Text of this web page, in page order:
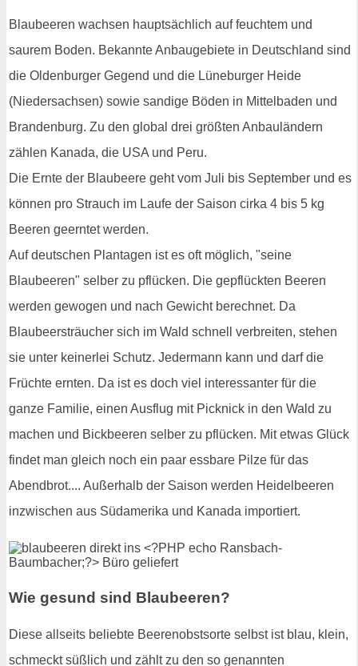
Blaubeeren wachsen hauptsächlich auf feuchtem und
saurem Boden. Bekannte Anbaugebiete in Deutschland sind
die Oldenburger Gegend und die Lüneburger Heide
(Niedersachsen) sowie sandige Böden in Mittelbaden und
Brandenburg. Zu den global drei größten Anbauländern
zählen Kanada, die USA und Peru.
Die Ernte der Blaubeere geht vom Juli bis September und es
können pro Strauch im Laufe der Saison cirka 4 bis 5 kg
Beeren geerntet werden.
Auf deutschen Plantagen ist es oft möglich, "seine
Blaubeeren" selber zu pflücken. Die gepflückten Beeren
werden gewogen und nach Gewicht berechnet. Da
Blaubeersträucher sich im Wald schnell verbreiten, stehen
sie unter keinerlei Schutz. Jedermann kann und darf die
Früchte ernten. Da ist es doch viel interessanter für die
ganze Familie, einen Ausflug mit Picknick in den Wald zu
machen und Bickbeeren selber zu pflücken. Mit etwas Glück
findet man gleich noch ein paar essbare Pilze für das
Abendbrot.... Außerhalb der Saison werden Heidelbeeren
inzwischen aus Südamerika und Kanada importiert.
Wie gesund sind Blaubeeren?
Diese allseits beliebte Beerenobstsorte selbst ist blau, klein,
schmeckt süßlich und zählt zu den so genannten